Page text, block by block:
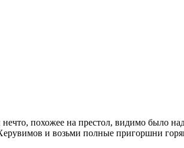
похожее на престол, видимо было
и возьми полные пригоршни